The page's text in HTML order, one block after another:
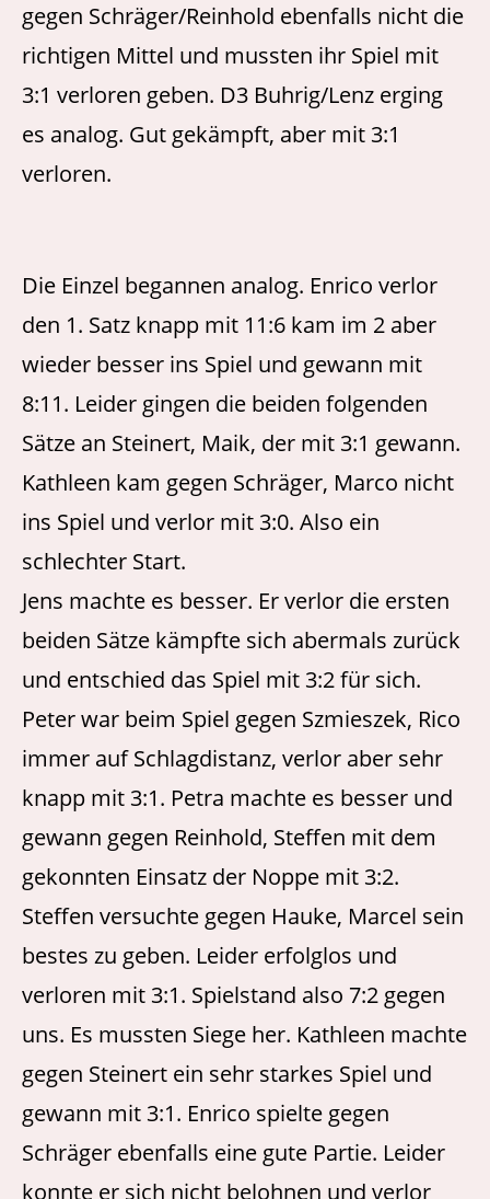
gegen Schräger/Reinhold ebenfalls nicht die
richtigen Mittel und mussten ihr Spiel mit
3:1 verloren geben. D3 Buhrig/Lenz erging
es analog. Gut gekämpft, aber mit 3:1
verloren.
Die Einzel begannen analog. Enrico verlor
den 1. Satz knapp mit 11:6 kam im 2 aber
wieder besser ins Spiel und gewann mit
8:11. Leider gingen die beiden folgenden
Sätze an Steinert, Maik, der mit 3:1 gewann.
Kathleen kam gegen Schräger, Marco nicht
ins Spiel und verlor mit 3:0. Also ein
schlechter Start.
Jens machte es besser. Er verlor die ersten
beiden Sätze kämpfte sich abermals zurück
und entschied das Spiel mit 3:2 für sich.
Peter war beim Spiel gegen Szmieszek, Rico
immer auf Schlagdistanz, verlor aber sehr
knapp mit 3:1. Petra machte es besser und
gewann gegen Reinhold, Steffen mit dem
gekonnten Einsatz der Noppe mit 3:2.
Steffen versuchte gegen Hauke, Marcel sein
bestes zu geben. Leider erfolglos und
verloren mit 3:1. Spielstand also 7:2 gegen
uns. Es mussten Siege her. Kathleen machte
gegen Steinert ein sehr starkes Spiel und
gewann mit 3:1. Enrico spielte gegen
Schräger ebenfalls eine gute Partie. Leider
konnte er sich nicht belohnen und verlor